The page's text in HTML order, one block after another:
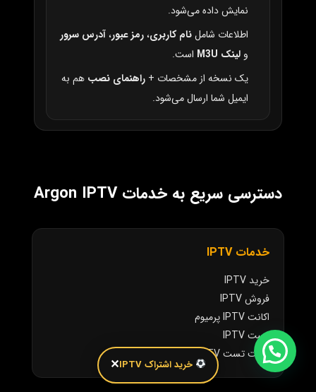
نمایش داده می‌شود.
اطلاعات شاملنام کاربری،رمز عبور،آدرس سرور
و لینک M3U
است.
یک نسخه از مشخصات + راهنمای نصب هم به
ایمیل شما ارسال می‌شود.
دسترسی سریع به خدمات Argon IPTV
خدمات IPTV
خرید IPTV
فروش IPTV
اکانت IPTV پرمیوم
تست IPTV
اکانت تست IPTV
خرید اشتراک IPTV ✕